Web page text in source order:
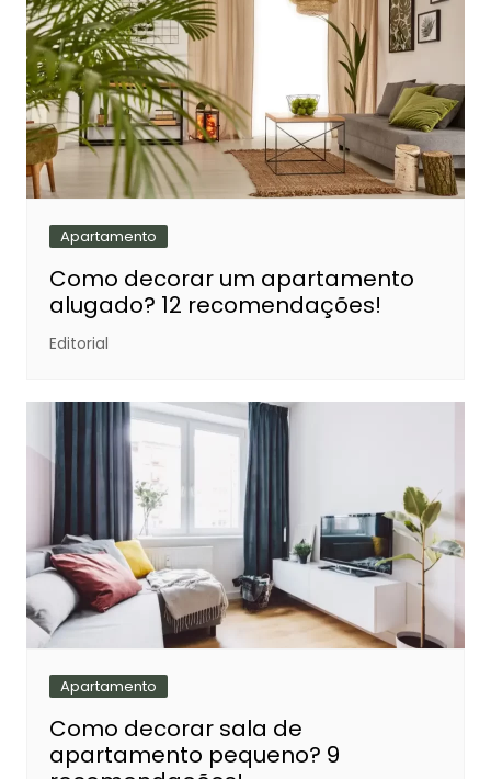
Apartamento
Como decorar um apartamento
alugado? 12 recomendações!
Editorial
Apartamento
Como decorar sala de
apartamento pequeno? 9